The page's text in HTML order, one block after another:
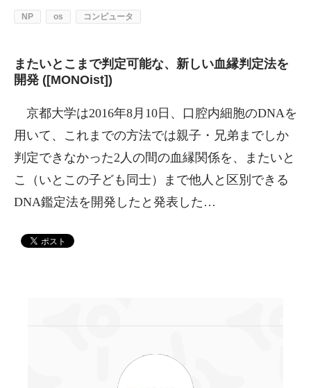
NP os コンピュータ
またいとこまで判定可能な、新しい血縁判定法を
開発 ([MONOist])
京都大学は2016年8月10日、口腔内細胞のDNAを
用いて、これまでの方法では親子・兄弟までしか
判定できなかった2人の間の血縁関係を、またいと
こ（いとこの子ども同士）まで他人と区別できる
DNA鑑定法を開発したと発表した…